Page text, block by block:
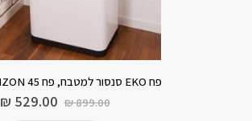
₪899.00
₪ 529.00